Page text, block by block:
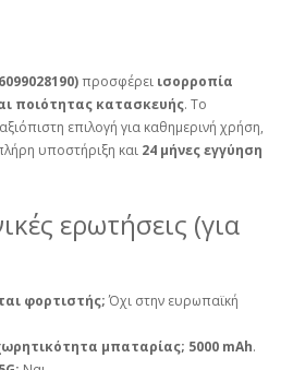
προσφέρει ισορροπία
ποιότητας κατασκευής. Το
επιλογή για καθημερινή χρήση,
υποστήριξη και 24 μήνες εγγύηση
ερωτήσεις (για
φορτιστής;Όχι στην ευρωπαϊκή
μπαταρίας; 5000 mAh.